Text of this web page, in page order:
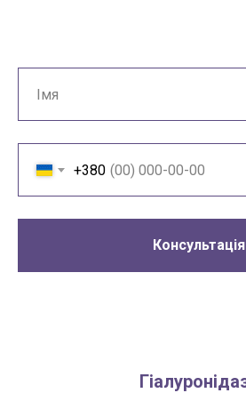
+380
Консультація